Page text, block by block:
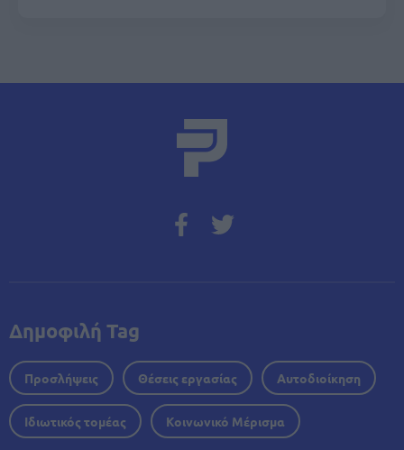
Δημοφιλή Tag
Προσλήψεις Θέσεις εργασίας Αυτοδιοίκηση
Ιδιωτικός τομέας Κοινωνικό Μέρισμα